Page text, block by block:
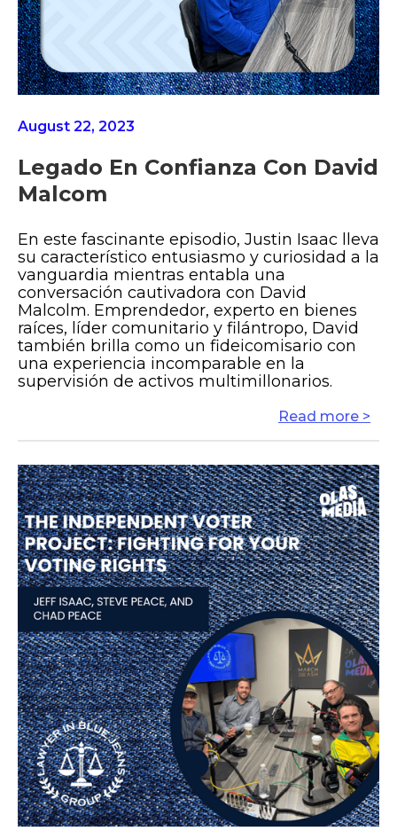
August 22, 2023
Legado En Confianza Con David
Malcom
En este fascinante episodio, Justin Isaac lleva
su característico entusiasmo y curiosidad a la
vanguardia mientras entabla una
conversación cautivadora con David
Malcolm. Emprendedor, experto en bienes
raíces, líder comunitario y filántropo, David
también brilla como un fideicomisario con
una experiencia incomparable en la
supervisión de activos multimillonarios.
Read more >